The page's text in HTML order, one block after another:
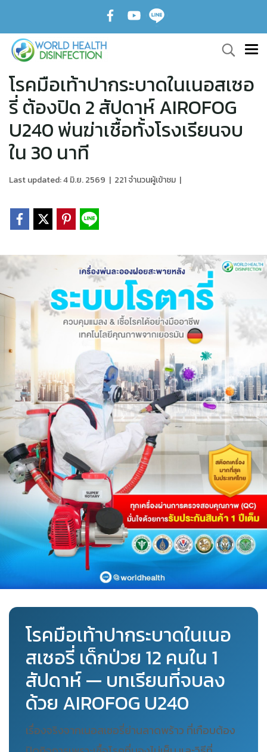
โรคมือเท้าปากระบาดในเนอสเซอ
รี่ ต้องปิด 2 สัปดาห์ AIROFOG
U240 พ่นฆ่าเชื้อทั้งโรงเรียนจบ
ใน 30 นาที
Last updated: 4 มิ.ย. 2569 | 221 จำนวนผู้เข้าชม |
โรคมือเท้าปากระบาดในเนอ
สเซอรี่ เด็กป่วย 12 คนใน 1
สัปดาห์ — บทเรียนที่จบลง
ด้วย AIROFOG U240
เรื่องจริงจากเนอสเซอรี่ย่านลาดพร้าว ที่เกือบต้อง